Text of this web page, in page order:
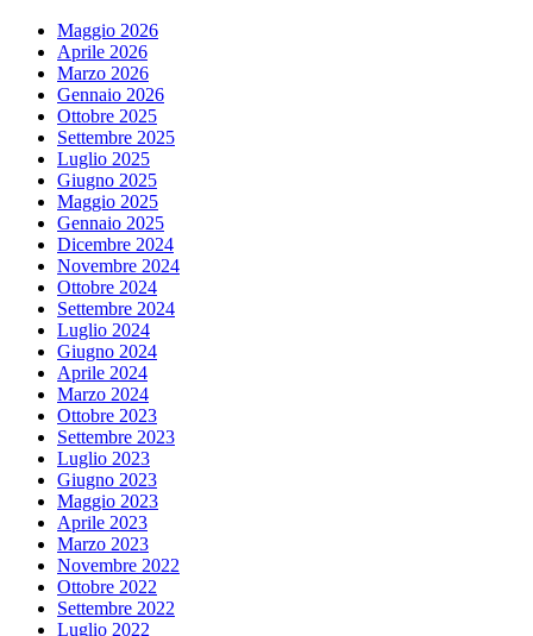
Maggio 2026
Aprile 2026
Marzo 2026
Gennaio 2026
Ottobre 2025
Settembre 2025
Luglio 2025
Giugno 2025
Maggio 2025
Gennaio 2025
Dicembre 2024
Novembre 2024
Ottobre 2024
Settembre 2024
Luglio 2024
Giugno 2024
Aprile 2024
Marzo 2024
Ottobre 2023
Settembre 2023
Luglio 2023
Giugno 2023
Maggio 2023
Aprile 2023
Marzo 2023
Novembre 2022
Ottobre 2022
Settembre 2022
Luglio 2022